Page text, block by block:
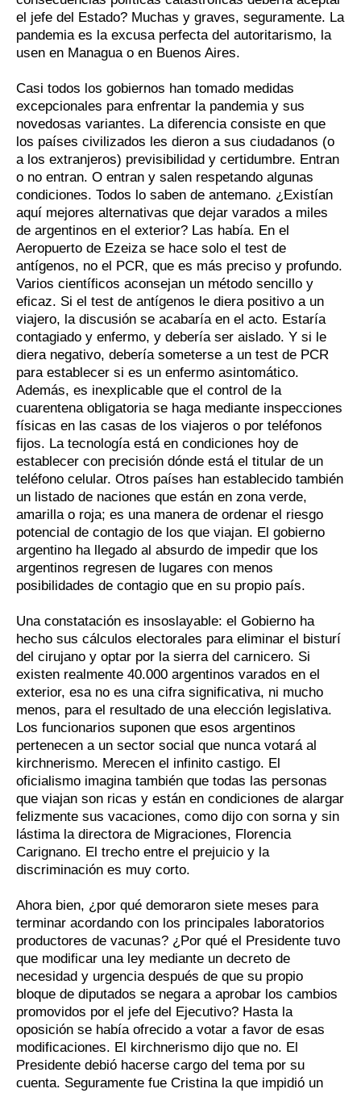
el jefe del Estado? Muchas y graves, seguramente. La
pandemia es la excusa perfecta del autoritarismo, la
usen en Managua o en Buenos Aires.
Casi todos los gobiernos han tomado medidas
excepcionales para enfrentar la pandemia y sus
novedosas variantes. La diferencia consiste en que
los países civilizados les dieron a sus ciudadanos (o
a los extranjeros) previsibilidad y certidumbre. Entran
o no entran. O entran y salen respetando algunas
condiciones. Todos lo saben de antemano. ¿Existían
aquí mejores alternativas que dejar varados a miles
de argentinos en el exterior? Las había. En el
Aeropuerto de Ezeiza se hace solo el test de
antígenos, no el PCR, que es más preciso y profundo.
Varios científicos aconsejan un método sencillo y
eficaz. Si el test de antígenos le diera positivo a un
viajero, la discusión se acabaría en el acto. Estaría
contagiado y enfermo, y debería ser aislado. Y si le
diera negativo, debería someterse a un test de PCR
para establecer si es un enfermo asintomático.
Además, es inexplicable que el control de la
cuarentena obligatoria se haga mediante inspecciones
físicas en las casas de los viajeros o por teléfonos
fijos. La tecnología está en condiciones hoy de
establecer con precisión dónde está el titular de un
teléfono celular. Otros países han establecido también
un listado de naciones que están en zona verde,
amarilla o roja; es una manera de ordenar el riesgo
potencial de contagio de los que viajan. El gobierno
argentino ha llegado al absurdo de impedir que los
argentinos regresen de lugares con menos
posibilidades de contagio que en su propio país.
Una constatación es insoslayable: el Gobierno ha
hecho sus cálculos electorales para eliminar el bisturí
del cirujano y optar por la sierra del carnicero. Si
existen realmente 40.000 argentinos varados en el
exterior, esa no es una cifra significativa, ni mucho
menos, para el resultado de una elección legislativa.
Los funcionarios suponen que esos argentinos
pertenecen a un sector social que nunca votará al
kirchnerismo. Merecen el infinito castigo. El
oficialismo imagina también que todas las personas
que viajan son ricas y están en condiciones de alargar
felizmente sus vacaciones, como dijo con sorna y sin
lástima la directora de Migraciones, Florencia
Carignano. El trecho entre el prejuicio y la
discriminación es muy corto.
Ahora bien, ¿por qué demoraron siete meses para
terminar acordando con los principales laboratorios
productores de vacunas? ¿Por qué el Presidente tuvo
que modificar una ley mediante un decreto de
necesidad y urgencia después de que su propio
bloque de diputados se negara a aprobar los cambios
promovidos por el jefe del Ejecutivo? Hasta la
oposición se había ofrecido a votar a favor de esas
modificaciones. El kirchnerismo dijo que no. El
Presidente debió hacerse cargo del tema por su
cuenta. Seguramente fue Cristina la que impidió un